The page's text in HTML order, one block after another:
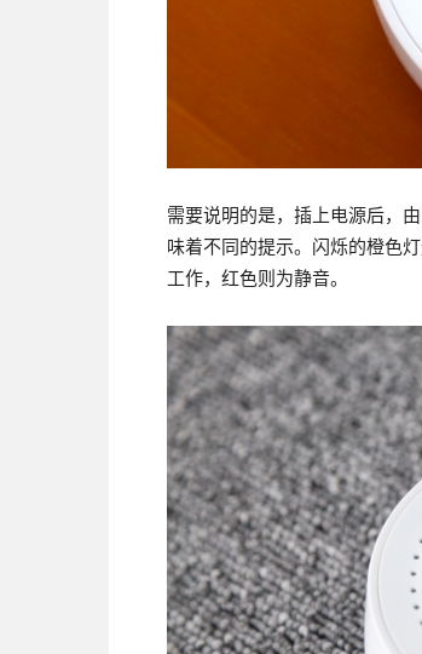
需要说明的是，插上电源后，
味着不同的提示。闪烁的橙色
工作，红色则为静音。